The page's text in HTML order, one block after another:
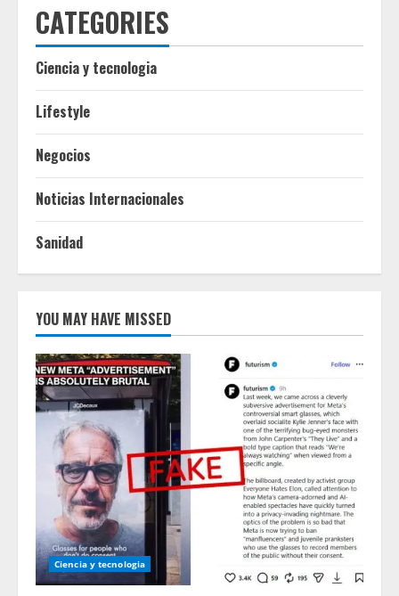
CATEGORIES
Ciencia y tecnologia
Lifestyle
Negocios
Noticias Internacionales
Sanidad
YOU MAY HAVE MISSED
Ciencia y tecnologia